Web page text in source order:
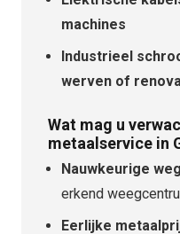
machines
Industrieel
werven of
Wat mag u
metaalservice in
Nauwkeurige
erkend
Eerlijke